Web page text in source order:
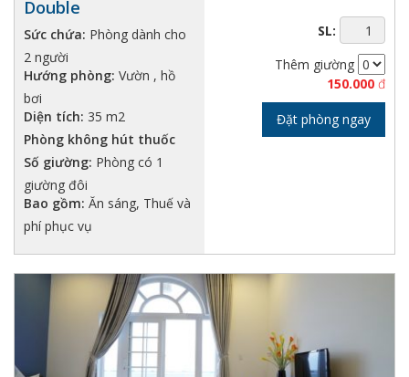
Double
Sức chứa: Phòng dành cho
2 người
Hướng phòng: Vườn , hồ
bơi
Diện tích: 35 m2
Phòng không hút thuốc
Số giường: Phòng có 1
giường đôi
Bao gồm: Ăn sáng, Thuế và
phí phục vụ
SL:
Thêm giường
150.000 đ
Đặt phòng ngay